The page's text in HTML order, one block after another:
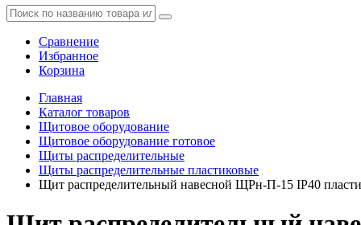
Сравнение
Избранное
Корзина
Главная
Каталог товаров
Щитовое оборудование
Щитовое оборудование готовое
Щиты распределительные
Щиты распределительные пластиковые
Щит распределительный навесной ЩРн-П-15 IP40